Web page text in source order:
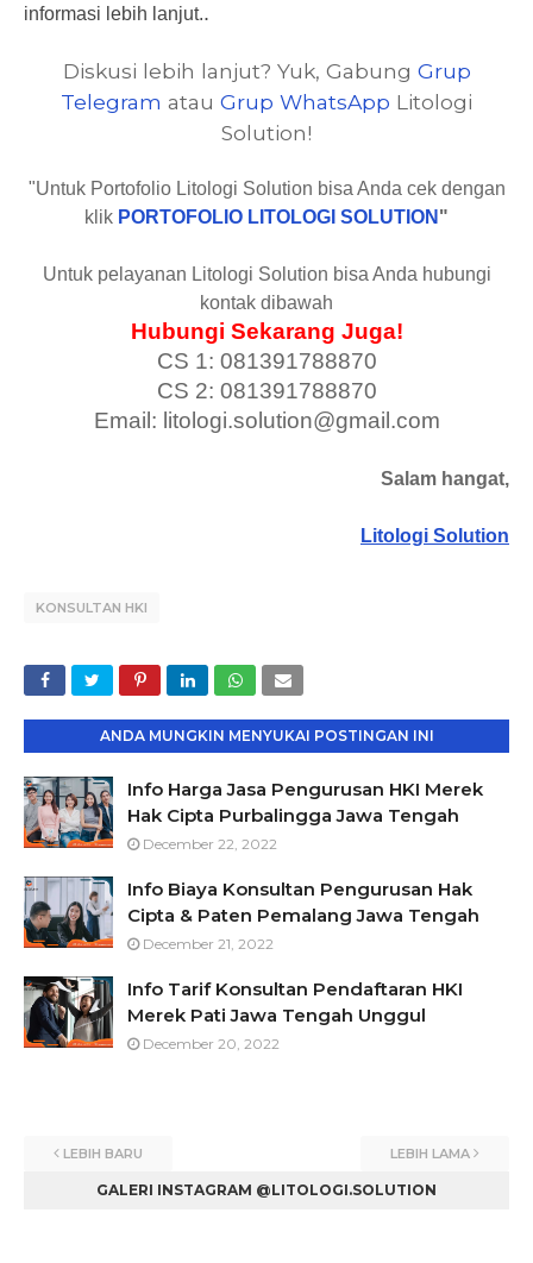
informasi lebih lanjut..
Diskusi lebih lanjut? Yuk, Gabung Grup
Telegram atau Grup WhatsApp Litologi
Solution!
"Untuk Portofolio Litologi Solution bisa Anda cek dengan
klik PORTOFOLIO LITOLOGI SOLUTION "
Untuk pelayanan Litologi Solution bisa Anda hubungi
kontak dibawah
Hubungi Sekarang Juga!
CS 1: 081391788870
CS 2: 081391788870
Email: litologi.solution@gmail.com
Salam hangat,
Litologi Solution
KONSULTAN HKI
ANDA MUNGKIN MENYUKAI POSTINGAN INI
Info Harga Jasa Pengurusan HKI Merek
Hak Cipta Purbalingga Jawa Tengah
December 22, 2022
Info Biaya Konsultan Pengurusan Hak
Cipta & Paten Pemalang Jawa Tengah
December 21, 2022
Info Tarif Konsultan Pendaftaran HKI
Merek Pati Jawa Tengah Unggul
December 20, 2022
LEBIH BARU LEBIH LAMA
GALERI INSTAGRAM @LITOLOGI.SOLUTION